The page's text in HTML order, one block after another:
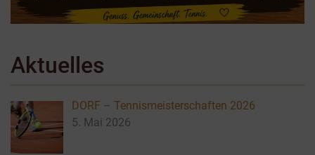
Aktuelles
DORF – Tennismeisterschaften 2026
5. Mai 2026